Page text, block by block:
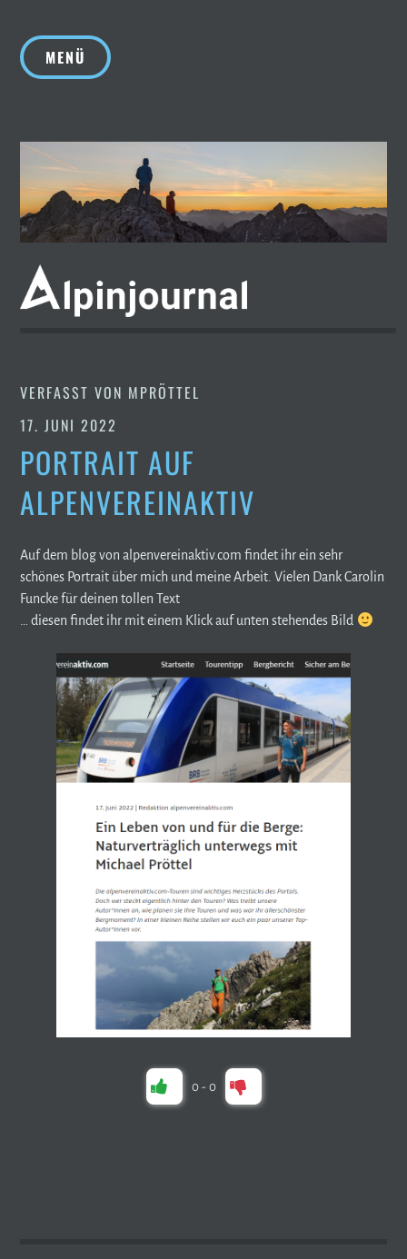
springen
MENÜ
VERFASST VON MPRÖTTEL
17. JUNI 2022
PORTRAIT AUF
ALPENVEREINAKTIV
Auf dem blog von alpenvereinaktiv.com findet ihr ein sehr
schönes Portrait über mich und meine Arbeit. Vielen Dank Carolin
Funcke für deinen tollen Text
… diesen findet ihr mit einem Klick auf unten stehendes Bild
0 - 0